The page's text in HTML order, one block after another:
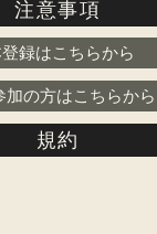
注意事項
録はこちらから
加の方はこちらから
規約